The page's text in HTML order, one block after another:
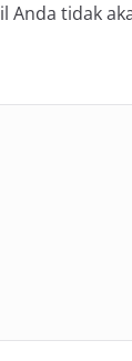
Anda tidak